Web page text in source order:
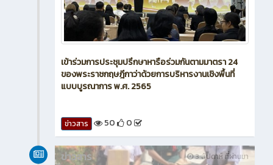
เข้าร่วมการประชุมปรึกษาหารือร่วมกันตามมาตรา 24
ของพระราชกฤษฎีกาว่าด้วยการบริหารงานเชิงพื้นที่
แบบบูรณาการ พ.ศ. 2565
ข่าวสาร 50 0
3 สัปดาห์ ที่ผ่านมา
ข่าวสาร